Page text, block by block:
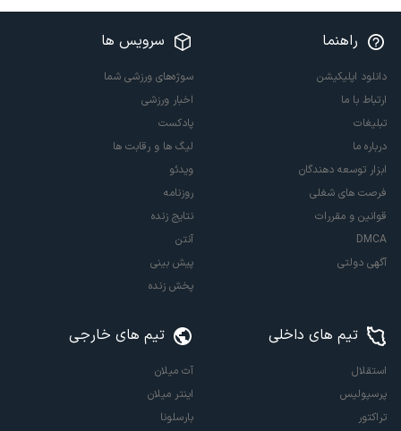
راهنما
دانلود اپلیکیشن
ارتباط با ما
تبلیغات
درباره ما
ابزار توسعه دهندگان
فرصت های شغلی
قوانین و مقررات
DMCA
آگهی دولتی
سرویس ها
سوژه‌های ورزشی شما
اخبار ورزشی
پادکست
لیگ ها و رقابت ها
ویدئو
روزنامه
نتایج زنده
آنتن
پیش بینی
پخش زنده
تیم های داخلی
استقلال
پرسپولیس
تراکتور
تیم های خارجی
آث میلان
اینتر میلان
بارسلونا